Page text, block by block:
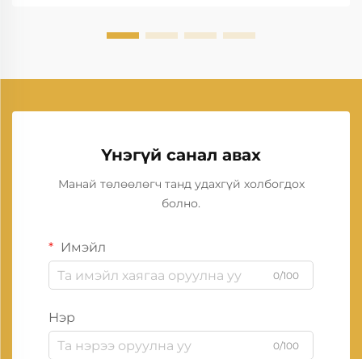
Үнэгүй санал авах
Манай төлөөлөгч танд удахгүй холбогдох
болно.
Имэйл
0/100
Нэр
0/100